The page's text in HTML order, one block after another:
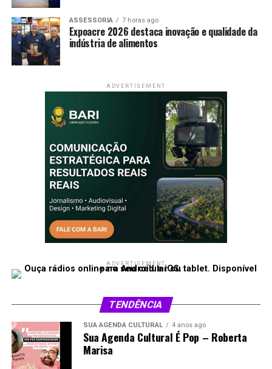
ASSESSORIA 7 horas ago
Expoacre 2026 destaca inovação e qualidade da
indústria de alimentos
ADVERTISEMENT
ADVERTISEMENT
TENDÊNCIA
SUA AGENDA CULTURAL 4 anos ago
Sua Agenda Cultural É Pop – Roberta
Marisa